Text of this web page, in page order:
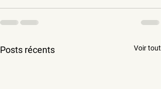
Posts récents Voir tout